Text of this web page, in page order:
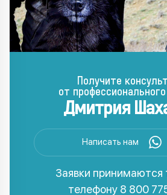
Получите
от
Дмитрия
Написать нам
Заявки принимаются
телефону 8 800